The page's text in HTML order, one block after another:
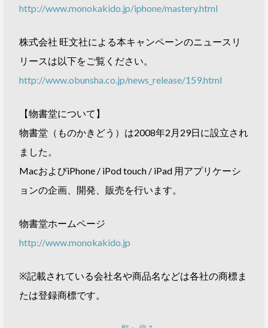
http://www.monokakido.jp/iphone/mastery.html
株式会社 旺文社による本キャンペーンのニュースリ
リースは以下をご覧ください。
http://www.obunsha.co.jp/news_release/159.html
【物書堂について】
物書堂（ものかきどう）は2008年2月29日に設立され
ました。
MacおよびiPhone / iPod touch / iPad 用アプリケーシ
ョンの企画、開発、販売を行います。
物書堂ホームページ
http://www.monokakido.jp
※記載されている会社名や商品名などは各社の商標ま
たは登録商標です。